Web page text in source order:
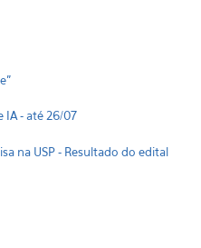
IA - até 26/07
na USP - Resultado do edital